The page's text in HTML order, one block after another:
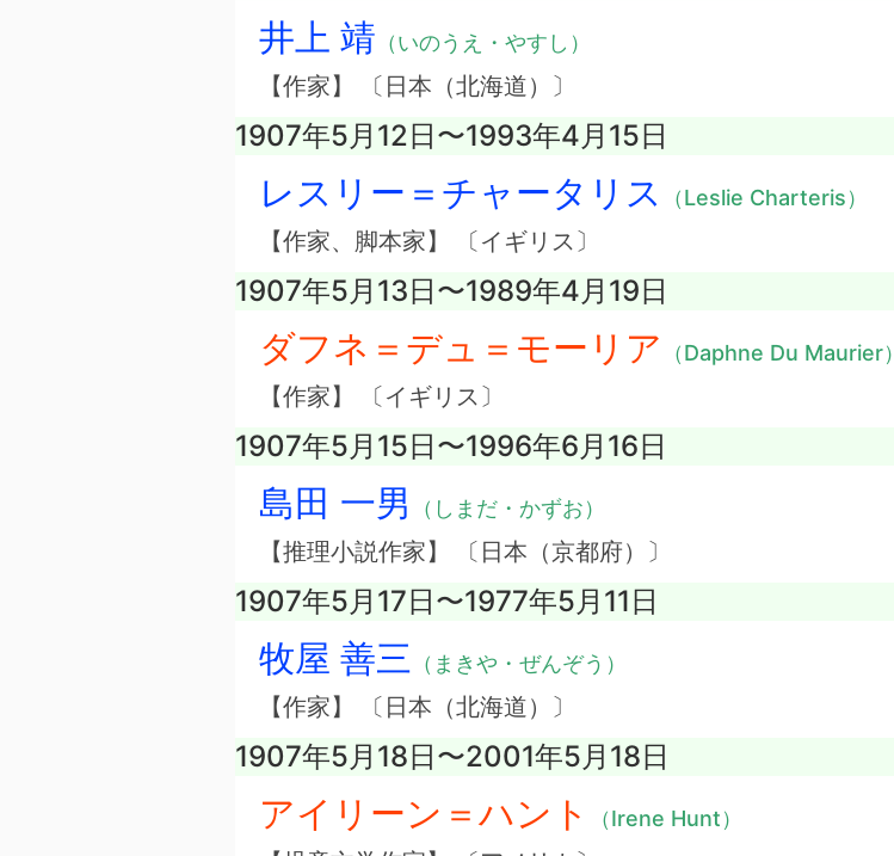
井上 靖 （いのうえ・やすし）
【作家】 〔日本（北海道）〕
1907年5月12日〜1993年4月15日
レスリー＝チャータリス （Leslie Charteris）
【作家、脚本家】 〔イギリス〕
1907年5月13日〜1989年4月19日
ダフネ＝デュ＝モーリア （Daphne Du Maurier）
【作家】 〔イギリス〕
1907年5月15日〜1996年6月16日
島田 一男 （しまだ・かずお）
【推理小説作家】 〔日本（京都府）〕
1907年5月17日〜1977年5月11日
牧屋 善三 （まきや・ぜんぞう）
【作家】 〔日本（北海道）〕
1907年5月18日〜2001年5月18日
アイリーン＝ハント （Irene Hunt）